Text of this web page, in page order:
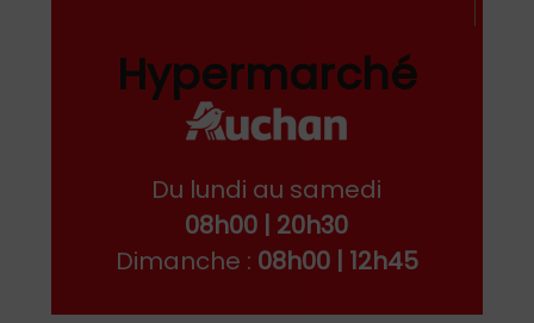
Hypermarché
Du lundi au samedi
08h00 | 20h30
Dimanche : 08h00 | 12h45